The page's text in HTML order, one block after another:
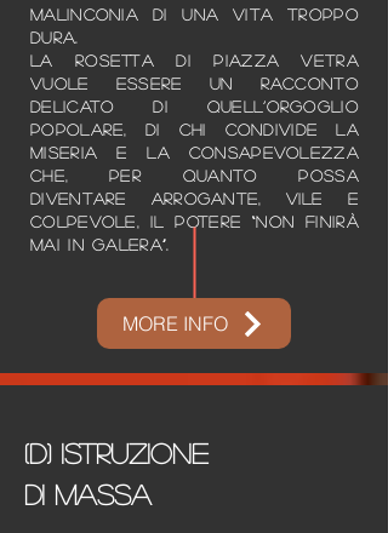
malinconia di una vita troppo
dura.
La Rosetta di piazza Vetra
vuole essere un racconto
delicato di quell’orgoglio
popolare, di chi condivide la
miseria e la consapevolezza
che, per quanto possa
diventare arrogante, vile e
colpevole, il potere “non finirà
mai in galera”.
MORE INFO
(d) istruzione
di massa